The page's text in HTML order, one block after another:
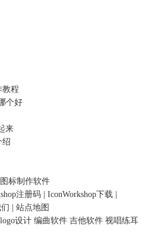
教程
个好
来
绍
标制作软件
注册码 | IconWorkshop下载 |
| 站点地图
设计 编曲软件 吉他软件 视唱练耳